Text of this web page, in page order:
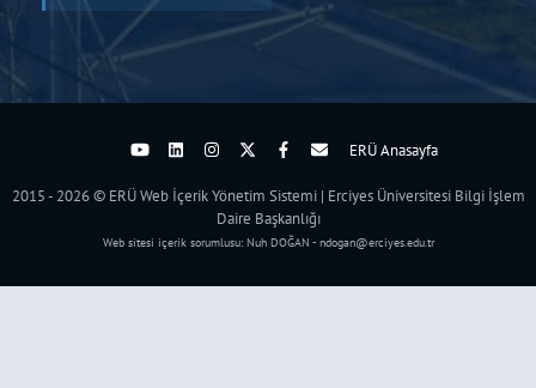
ERÜ Anasayfa
2015 - 2026 © ERÜ Web İçerik Yönetim Sistemi | Erciyes Üniversitesi Bilgi İşlem
Daire Başkanlığı
Web sitesi içerik sorumlusu: Nuh DOĞAN - ndogan@erciyes.edu.tr